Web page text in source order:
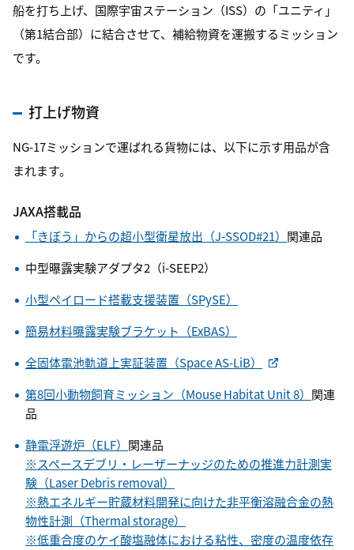
船を打ち上げ、国際宇宙ステーション（ISS）の「ユニティ」
（第1結合部）に結合させて、補給物資を運搬するミッション
です。
打上げ物資
NG-17ミッションで運ばれる貨物には、以下に示す用品が含
まれます。
JAXA搭載品
「きぼう」からの超小型衛星放出（J-SSOD#21） 関連品
中型曝露実験アダプタ2（i-SEEP2）
小型ペイロード搭載支援装置（SPySE）
簡易材料曝露実験ブラケット（ExBAS）
全固体電池軌道上実証装置（Space AS-LiB）
第8回小動物飼育ミッション（Mouse Habitat Unit 8） 関連
品
静電浮遊炉（ELF） 関連品
※スペースデブリ・レーザーナッジのための推進力計測実
験（Laser Debris removal）
※熱エネルギー貯蔵材料開発に向けた非平衡溶融合金の熱
物性計測（Thermal storage）
※低重合度のケイ酸塩融体における粘性、密度の温度依存